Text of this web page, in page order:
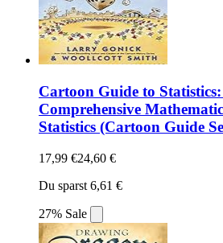
Cartoon Guide to
Comprehensive
Statistics (Cartoon Guide
17,99 €24,60 €
Du sparst 6,61 €
27% Sale